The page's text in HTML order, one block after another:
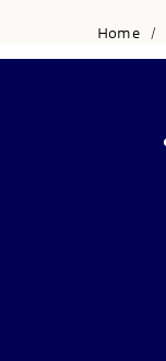
Home /